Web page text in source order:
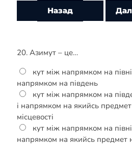
20. Азимут – це…
кут між напрямком на
напрямком на південь
кут між напрямком на
і напрямком на якийсь
місцевості
кут між напрямком на
напрямком на якийсь предмет